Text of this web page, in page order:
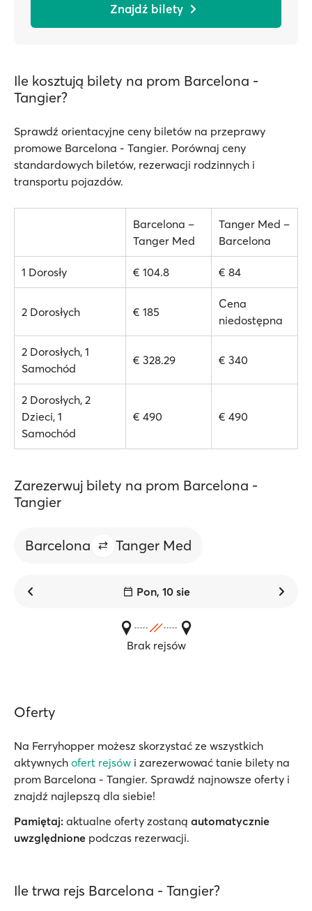
Znajdź bilety
Ile kosztują bilety na prom Barcelona -
Tangier?
Sprawdź orientacyjne ceny biletów na przeprawy
promowe Barcelona - Tangier. Porównaj ceny
standardowych biletów, rezerwacji rodzinnych i
transportu pojazdów.
Barcelona –
Tanger Med
Tanger Med –
Barcelona
1 Dorosły € 104.8 € 84
2 Dorosłych € 185
Cena
niedostępna
2 Dorosłych, 1
Samochód
€ 328.29 € 340
2 Dorosłych, 2
Dzieci, 1
Samochód
€ 490 € 490
Zarezerwuj bilety na prom Barcelona -
Tangier
Barcelona Tanger Med
Pon, 10 sie
Brak rejsów
Oferty
Na Ferryhopper możesz skorzystać ze wszystkich
aktywnych ofert rejsów i zarezerwować tanie bilety na
prom Barcelona - Tangier. Sprawdź najnowsze oferty i
znajdź najlepszą dla siebie!
Pamiętaj: aktualne oferty zostaną automatycznie
uwzględnione podczas rezerwacji.
Ile trwa rejs Barcelona - Tangier?